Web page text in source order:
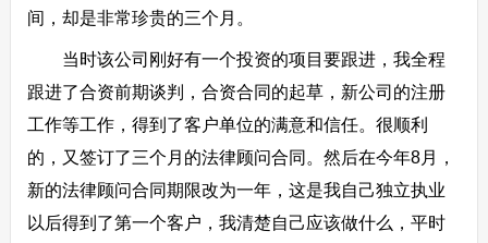
间，却是非常珍贵的三个月。
当时该公司刚好有一个投资的项目要跟进，我全程
跟进了合资前期谈判，合资合同的起草，新公司的注册
工作等工作，得到了客户单位的满意和信任。很顺利
的，又签订了三个月的法律顾问合同。然后在今年8月，
新的法律顾问合同期限改为一年，这是我自己独立执业
以后得到了第一个客户，我清楚自己应该做什么，平时